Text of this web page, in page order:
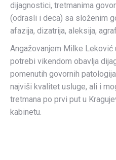
dijagnostici, tretmanima
(odrasli i deca) sa složenim
afazija, dizatrija, aleksija,
Angažovanjem Milke Leković
potrebi vikendom obavlja
pomenutih govornih
najviši kvalitet usluge, ali i
tretmana po prvi put u
kabinetu.